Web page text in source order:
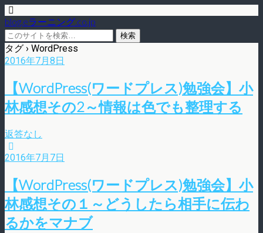
blog.eラーニング.co.jp
タグ › WordPress
2016年7月8日
【WordPress(ワードプレス)勉強会】小
林感想その2～情報は色でも整理する
返答なし
2016年7月7日
【WordPress(ワードプレス)勉強会】小
林感想その１～どうしたら相手に伝わ
るかをマナブ